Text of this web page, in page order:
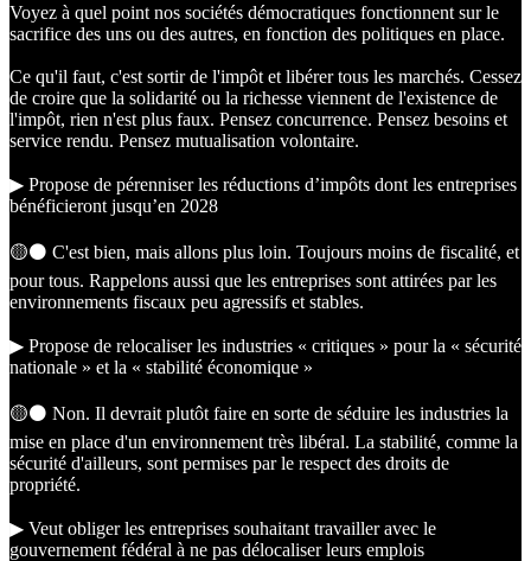
Voyez à quel point nos sociétés démocratiques fonctionnent sur le
sacrifice des uns ou des autres, en fonction des politiques en place.
Ce qu'il faut, c'est sortir de l'impôt et libérer tous les marchés. Cessez
de croire que la solidarité ou la richesse viennent de l'existence de
l'impôt, rien n'est plus faux. Pensez concurrence. Pensez besoins et
service rendu. Pensez mutualisation volontaire.
▶︎ Propose de pérenniser les réductions d’impôts dont les entreprises
bénéficieront jusqu’en 2028
🟡⚫️ C'est bien, mais allons plus loin. Toujours moins de fiscalité, et
pour tous. Rappelons aussi que les entreprises sont attirées par les
environnements fiscaux peu agressifs et stables.
▶︎ Propose de relocaliser les industries « critiques » pour la « sécurité
nationale » et la « stabilité économique »
🟡⚫️ Non. Il devrait plutôt faire en sorte de séduire les industries la
mise en place d'un environnement très libéral. La stabilité, comme la
sécurité d'ailleurs, sont permises par le respect des droits de
propriété.
▶︎ Veut obliger les entreprises souhaitant travailler avec le
gouvernement fédéral à ne pas délocaliser leurs emplois